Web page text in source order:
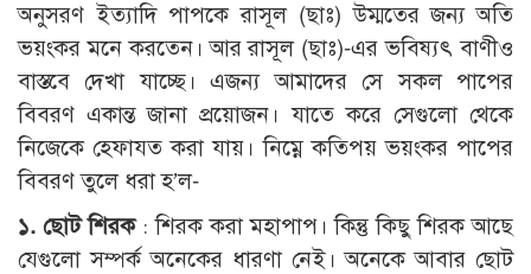
অনুসরণ ইত্যাদি পাপকে রাসূল (ছাঃ) উম্মতের জন্য অতি
ভয়ংকর মনে করতেন। আর রাসূল (ছাঃ)-এর ভবিষ্যৎ বাণীও
বাস্তবে দেখা যাচ্ছে। এজন্য আমাদের সে সকল পাপের
বিবরণ একান্ত জানা প্রয়োজন। যাতে করে সেগুলো থেকে
নিজেকে হেফাযত করা যায়। নিম্নে কতিপয় ভয়ংকর পাপের
বিবরণ তুলে ধরা হ’ল-
১. ছোট শিরক: শিরক করা মহাপাপ। কিন্তু কিছু শিরক আছে
যেগুলো সম্পর্ক অনেকের ধারণা নেই। অনেকে আবার ছোট